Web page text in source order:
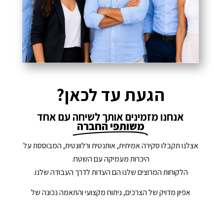
הגעת עד לכאן?
אנחנו מזמינים אותך לשיחה עם אחד
משותפי החברה
אצלנו תקבלו סקירה אמיתית, אותנטית ורלוונטית, המבוססת על
היכרות מעמיקה עם השטח.
הלקוחות המרוצים שלנו הם העדות לדרך העבודה שלנו.
אפיון מדויק של הצרכים, ניתוח מקצועי והתאמה נכונה של